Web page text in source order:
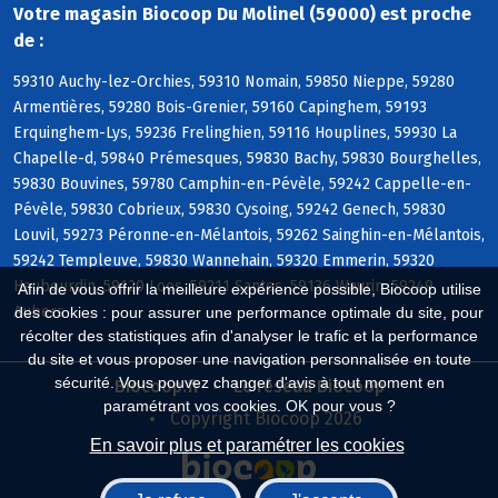
Afin de vous offrir la meilleure expérience possible, Biocoop utilise
des cookies : pour assurer une performance optimale du site, pour
récolter des statistiques afin d'analyser le trafic et la performance
du site et vous proposer une navigation personnalisée en toute
sécurité. Vous pouvez changer d'avis à tout moment en
paramétrant vos cookies. OK pour vous ?
En savoir plus et paramétrer les cookies
Votre magasin Biocoop Du Molinel (59000) est proche
de :
59310 Auchy-lez-Orchies, 59310 Nomain, 59850 Nieppe, 59280
Armentières, 59280 Bois-Grenier, 59160 Capinghem, 59193
Erquinghem-Lys, 59236 Frelinghien, 59116 Houplines, 59930 La
Chapelle-d, 59840 Prémesques, 59830 Bachy, 59830 Bourghelles,
59830 Bouvines, 59780 Camphin-en-Pévèle, 59242 Cappelle-en-
Pévèle, 59830 Cobrieux, 59830 Cysoing, 59242 Genech, 59830
Louvil, 59273 Péronne-en-Mélantois, 59262 Sainghin-en-Mélantois,
59242 Templeuve, 59830 Wannehain, 59320 Emmerin, 59320
Haubourdin, 59120 Loos, 59211 Santes, 59136 Wavrin, 59249
Aubers
Biocoop.fr
Le réseau Biocoop
Copyright Biocoop 2026